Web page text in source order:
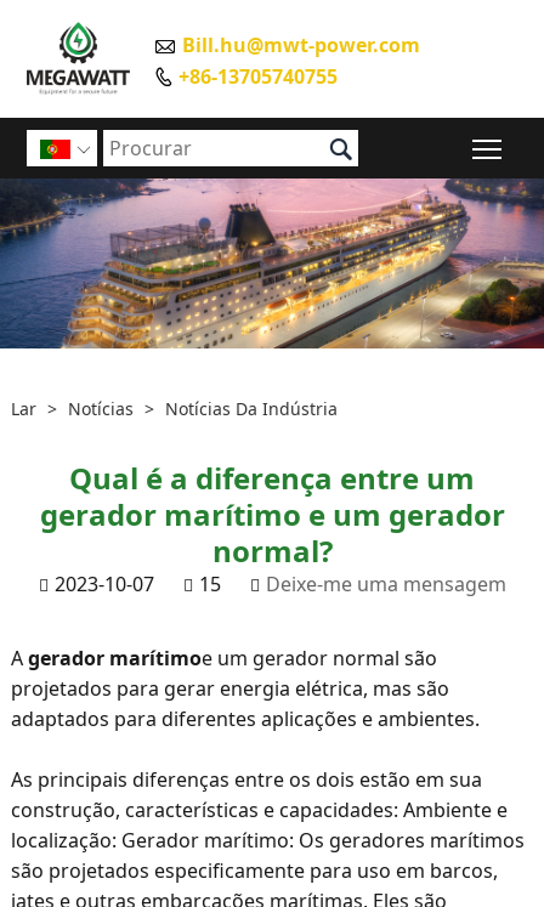
 Bill.hu@mwt-power.com
 +86-13705740755
 
Lar > Notícias > Notícias Da Indústria
Qual é a diferença entre um
gerador marítimo e um gerador
normal?
2023-10-07 15 Deixe-me uma mensagem
Agerador marítimoe um gerador normal são
projetados para gerar energia elétrica, mas são
adaptados para diferentes aplicações e ambientes.
As principais diferenças entre os dois estão em sua
construção, características e capacidades: Ambiente e
localização: Gerador marítimo: Os geradores marítimos
são projetados especificamente para uso em barcos,
iates e outras embarcações marítimas. Eles são